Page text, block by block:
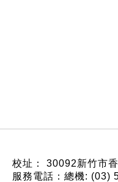
校址： 30092新竹市
服務電話：總機: (03)